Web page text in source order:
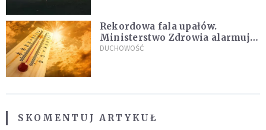
Rekordowa fala upałów.
Ministerstwo Zdrowia alarmuje
po doświadczeniach z czerwca
DUCHOWOŚĆ
SKOMENTUJ ARTYKUŁ